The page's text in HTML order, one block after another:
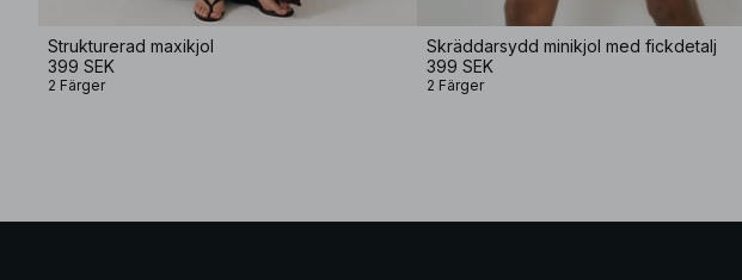
Strukturerad maxikjol
399 SEK
2 Färger
Skräddarsydd minikjol med fickdetalj
399 SEK
2 Färger